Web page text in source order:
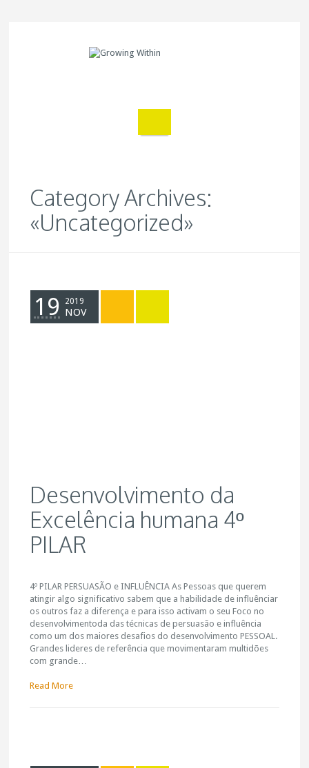
Category Archives:
«Uncategorized»
19 2019
NOV
Desenvolvimento da
Excelência humana 4º
PILAR
4º PILAR PERSUASÃO e INFLUÊNCIA As Pessoas que querem
atingir algo significativo sabem que a habilidade de influênciar
os outros faz a diferença e para isso activam o seu Foco no
desenvolvimentoda das técnicas de persuasão e influência
como um dos maiores desafios do desenvolvimento PESSOAL.
Grandes lideres de referência que movimentaram multidões
com grande…
Read More